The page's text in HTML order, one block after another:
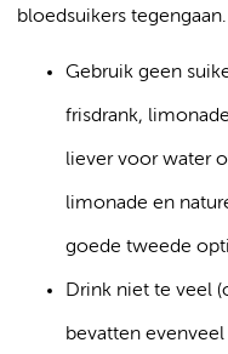
bloedsuikers tegengaan.
Gebruik geen
frisdrank,
liever voor water
limonade en
goede tweede
Drink niet te veel
bevatten